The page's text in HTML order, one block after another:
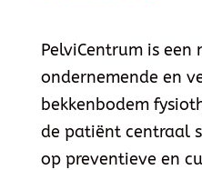
PelviCentrum is een
ondernemende en
bekkenbodem
de patiënt centraal
op preventieve en